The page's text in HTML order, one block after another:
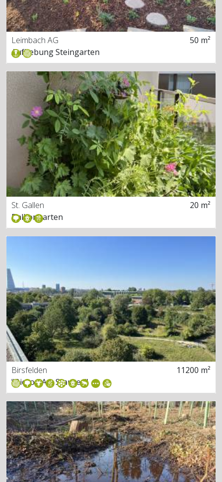
Leimbach AG
50 m²
Aufhebung Steingarten
St. Gallen
20 m²
Balkongarten
Birsfelden
11200 m²
"Biotop Am Stausee"